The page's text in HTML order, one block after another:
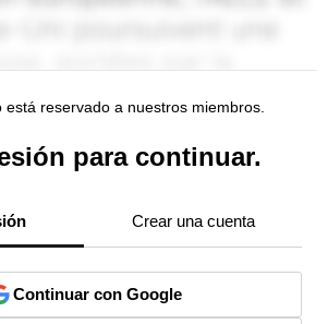
está reservado a nuestros miembros.
para continuar.
Crear una cuenta
Continuar con Google